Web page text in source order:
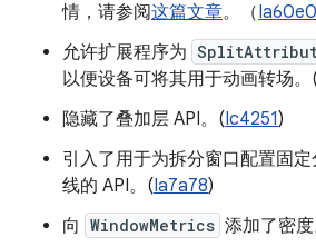
情，请参阅这篇文章。（Ia60e0
允许扩展程序为
以便设备可将其用于动画转场。(
隐藏了叠加层 API。(Ic4251)
引入了用于为拆分窗口配置固
线的 API。(Ia7a78)
向 WindowMetrics 添加了密